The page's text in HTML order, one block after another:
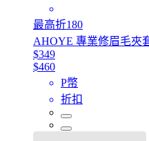
最高折180
AHOYE 專業修眉毛夾
$349
$460
P幣
折扣